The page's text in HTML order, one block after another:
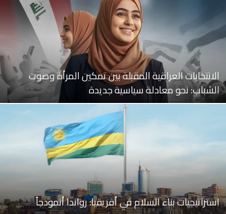
الانتخابات العراقية المقبلة بين تمكين المرأة وصوت
الشباب: نحو معادلة سياسية جديدة
استراتيجيات بناء السلام في أفريقيا: رواندا أنموذجاً